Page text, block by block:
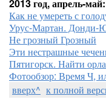
2013 год, апрель-май:
Как не умереть с
Урус-Мартан. Донди-
Не грозный Грозный
Эти нестрашные
Пятигорск. Найти
Фотообзор: Время Ч,
вверх^ к полной